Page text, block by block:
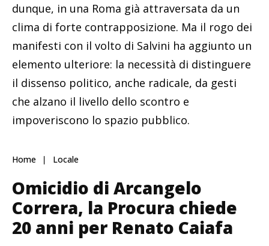
dunque, in una Roma già attraversata da un
clima di forte contrapposizione. Ma il rogo dei
manifesti con il volto di Salvini ha aggiunto un
elemento ulteriore: la necessità di distinguere
il dissenso politico, anche radicale, da gesti
che alzano il livello dello scontro e
impoveriscono lo spazio pubblico.
Home Locale
Omicidio di Arcangelo
Correra, la Procura chiede
20 anni per Renato Caiafa